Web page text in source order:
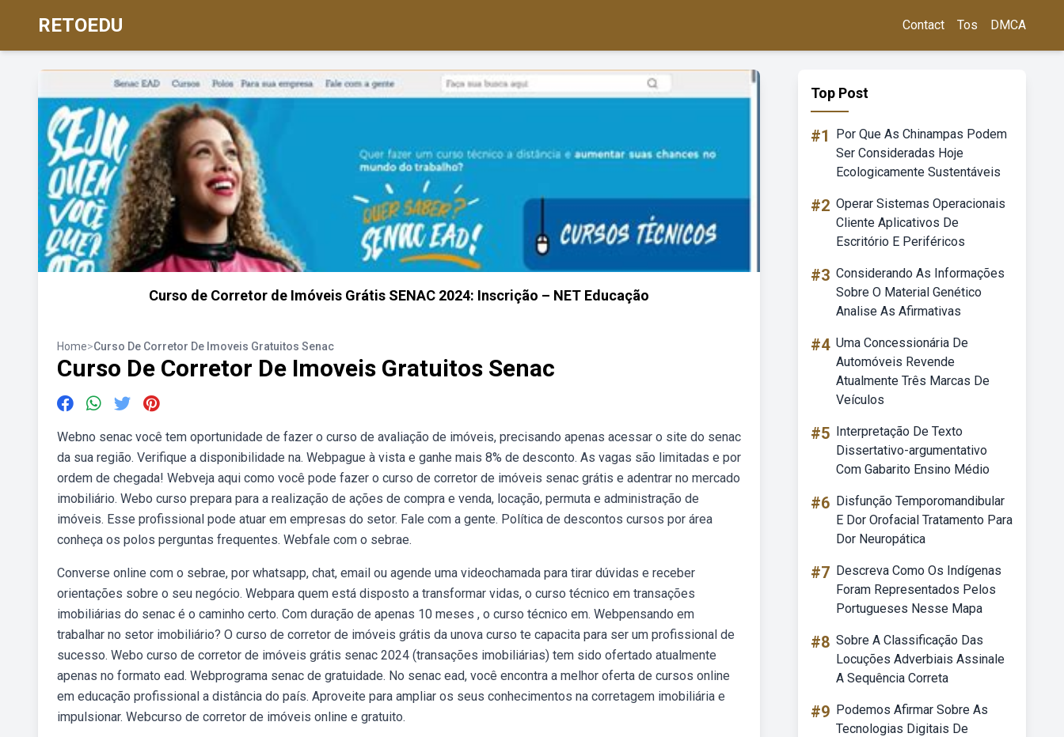
RETOEDU Contact Tos DMCA
Curso de Corretor de Imóveis Grátis SENAC 2024: Inscrição – NET Educação
Home>Curso De Corretor De Imoveis Gratuitos Senac
Curso De Corretor De Imoveis Gratuitos Senac
Webno senac você tem oportunidade de fazer o curso de avaliação de imóveis, precisando apenas acessar o site do senac
da sua região. Verifique a disponibilidade na. Webpague à vista e ganhe mais 8% de desconto. As vagas são limitadas e por
ordem de chegada! Webveja aqui como você pode fazer o curso de corretor de imóveis senac grátis e adentrar no mercado
imobiliário. Webo curso prepara para a realização de ações de compra e venda, locação, permuta e administração de
imóveis. Esse profissional pode atuar em empresas do setor. Fale com a gente. Política de descontos cursos por área
conheça os polos perguntas frequentes. Webfale com o sebrae.
Converse online com o sebrae, por whatsapp, chat, email ou agende uma videochamada para tirar dúvidas e receber
orientações sobre o seu negócio. Webpara quem está disposto a transformar vidas, o curso técnico em transações
imobiliárias do senac é o caminho certo. Com duração de apenas 10 meses , o curso técnico em. Webpensando em
trabalhar no setor imobiliário? O curso de corretor de imóveis grátis da unova curso te capacita para ser um profissional de
sucesso. Webo curso de corretor de imóveis grátis senac 2024 (transações imobiliárias) tem sido ofertado atualmente
apenas no formato ead. Webprograma senac de gratuidade. No senac ead, você encontra a melhor oferta de cursos online
em educação profissional a distância do país. Aproveite para ampliar os seus conhecimentos na corretagem imobiliária e
impulsionar. Webcurso de corretor de imóveis online e gratuito.
Top Post
#1
Por Que As Chinampas Podem
Ser Consideradas Hoje
Ecologicamente Sustentáveis
#2 Operar Sistemas Operacionais
Cliente Aplicativos De
Escritório E Periféricos
#3 Considerando As Informações
Sobre O Material Genético
Analise As Afirmativas
#4 Uma Concessionária De
Automóveis Revende
Atualmente Três Marcas De
Veículos
#5 Interpretação De Texto
Dissertativo-argumentativo
Com Gabarito Ensino Médio
#6 Disfunção Temporomandibular
E Dor Orofacial Tratamento Para
Dor Neuropática
#7 Descreva Como Os Indígenas
Foram Representados Pelos
Portugueses Nesse Mapa
#8 Sobre A Classificação Das
Locuções Adverbiais Assinale
A Sequência Correta
#9 Podemos Afirmar Sobre As
Tecnologias Digitais De